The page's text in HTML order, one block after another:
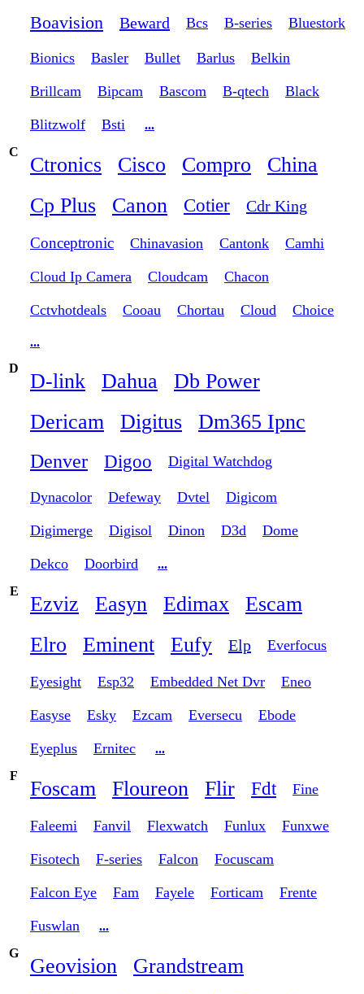
Boavision Beward Bcs B-series Bluestork
Bionics Basler Bullet Barlus Belkin
Brillcam Bipcam Bascom B-qtech Black
Blitzwolf Bsti
...
C
Ctronics Cisco Compro
China
Cp Plus
Canon Cotier Cdr King
Conceptronic Chinavasion Cantonk Camhi
Cloud Ip Camera Cloudcam Chacon
Cctvhotdeals Cooau Chortau Cloud Choice
...
D
D-link Dahua
Db Power
Dericam
Digitus Dm365 Ipnc
Denver Digoo Digital Watchdog
Dynacolor Defeway Dvtel Digicom
Digimerge Digisol Dinon D3d Dome
Dekco Doorbird
...
E
Ezviz Easyn Edimax
Escam
Elro
Eminent Eufy Elp Everfocus
Eyesight Esp32 Embedded Net Dvr Eneo
Easyse Esky Ezcam Eversecu Ebode
Eyeplus Ernitec
...
F
Foscam Floureon Flir Fdt Fine
Faleemi Fanvil Flexwatch Funlux Funxwe
Fisotech F-series Falcon Focuscam
Falcon Eye Fam Fayele Forticam Frente
Fuswlan
...
G
Geovision
Grandstream